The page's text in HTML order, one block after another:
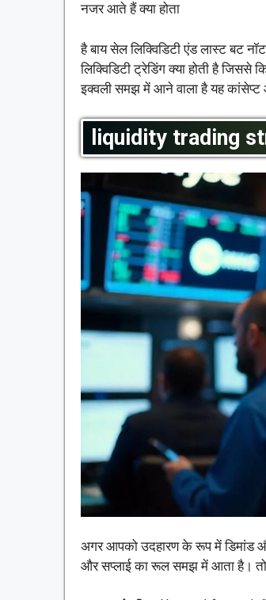
नजर आते हैं क्या होता
है बाय सेल लिक्विडिटी एंड लास्ट बट
लिक्विडिटी ट्रेडिंग क्या होती है
इक्वली समझ में आने वाला है यह कांसेप्ट
liquidity trading
अगर आपको उदहारण के रूप में डिमांड
और सप्लाई का रूल समझ में आता है।